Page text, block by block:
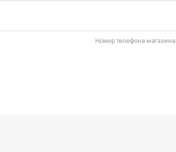
Номер телефона магазина